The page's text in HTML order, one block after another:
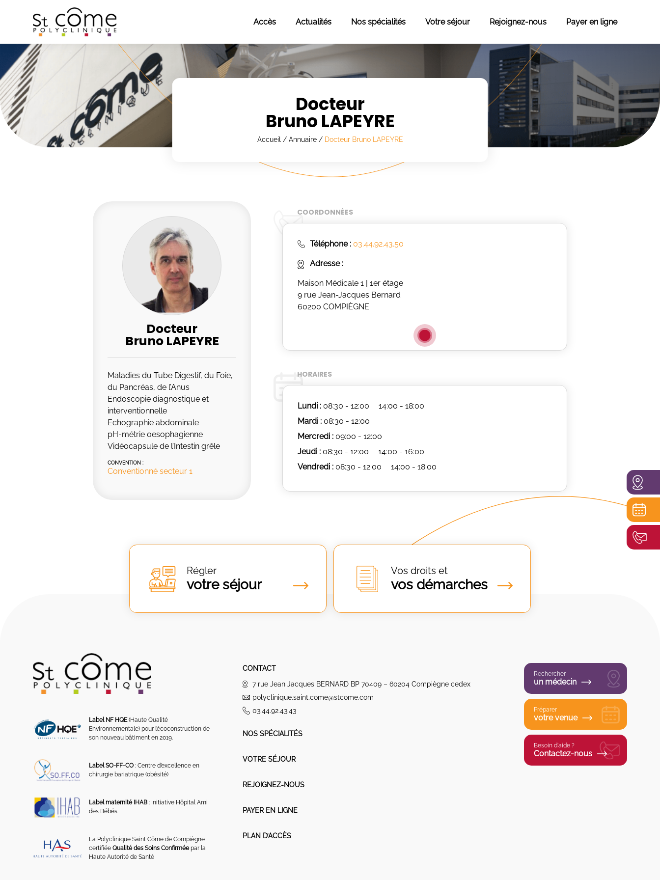
Accès Actualités Nos spécialités Votre séjour Rejoignez-nous Payer en ligne
Docteur
Bruno LAPEYRE
Accueil / Annuaire/ Docteur Bruno LAPEYRE
Docteur
Bruno LAPEYRE
Maladies du Tube Digestif, du Foie,
du Pancréas, de l’Anus
Endoscopie diagnostique et
interventionnelle
Echographie abdominale
pH-métrie oesophagienne
Vidéocapsule de l’Intestin grêle
CONVENTION :
Conventionné secteur 1
COORDONNÉES
Téléphone : 03.44.92.43.50
Adresse :
Maison Médicale 1 | 1er étage
9 rue Jean-Jacques Bernard
60200 COMPIÈGNE
HORAIRES
Lundi : 08:30 - 12:00
14:00 - 18:00
Mardi : 08:30 - 12:00
Mercredi : 09:00 - 12:00
Jeudi : 08:30 - 12:00
14:00 - 16:00
Vendredi : 08:30 - 12:00 14:00 - 18:00
Régler
votre séjour
Vos droits et
vos démarches
Label NF HQE(Haute Qualité
Environnementale) pour l’écoconstruction de
son nouveau bâtiment en 2019.
Label SO-FF-CO : Centre d’excellence en
chirurgie bariatrique (obésité)
Label maternité IHAB : Initiative Hôpital Ami
des Bébés
La Polyclinique Saint Côme de Compiègne
certifiéeQualité des Soins Confirméepar la
Haute Autorité de Santé
CONTACT
7 rue Jean Jacques BERNARD BP 70409 – 60204 Compiègne cedex
polyclinique.saint.come@stcome.com
03.44.92.43.43
NOS SPÉCIALITÉS
VOTRE SÉJOUR
REJOIGNEZ-NOUS
PAYER EN LIGNE
PLAN D’ACCÈS
Rechercher
un médecin
Préparer
votre venue
Besoin d'aide ?
Contactez-nous